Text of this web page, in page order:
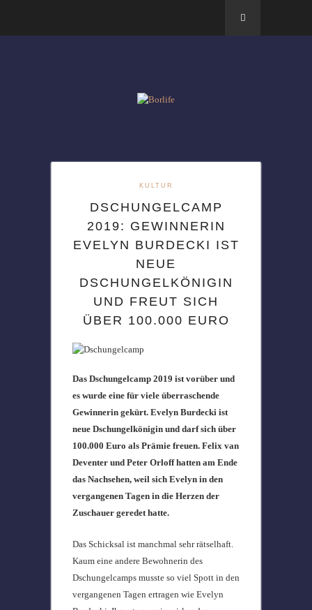
KULTUR
DSCHUNGELCAMP
2019: GEWINNERIN
EVELYN BURDECKI IST
NEUE
DSCHUNGELKÖNIGIN
UND FREUT SICH
ÜBER 100.000 EURO
Das Dschungelcamp 2019 ist vorüber und
es wurde eine für viele überraschende
Gewinnerin gekürt. Evelyn Burdecki ist
neue Dschungelkönigin und darf sich über
100.000 Euro als Prämie freuen. Felix van
Deventer und Peter Orloff hatten am Ende
das Nachsehen, weil sich Evelyn in den
vergangenen Tagen in die Herzen der
Zuschauer geredet hatte.
Das Schicksal ist manchmal sehr rätselhaft.
Kaum eine andere Bewohnerin des
Dschungelcamps musste so viel Spott in den
vergangenen Tagen ertragen wie Evelyn